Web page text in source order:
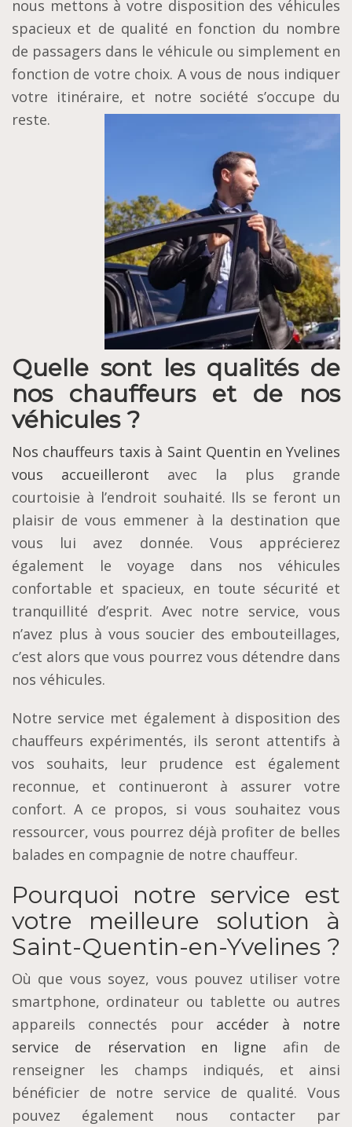
nous mettons à votre disposition des véhicules
spacieux et de qualité en fonction du nombre
de passagers dans le véhicule ou simplement en
fonction de votre choix. A vous de nous indiquer
votre itinéraire, et notre société s’occupe du
reste.
Quelle sont les qualités de
nos chauffeurs et de nos
véhicules ?
Nos chauffeurs taxis à Saint Quentin en Yvelines
vous accueilleront avec la plus grande
courtoisie à l’endroit souhaité. Ils se feront un
plaisir de vous emmener à la destination que
vous lui avez donnée. Vous apprécierez
également le voyage dans nos véhicules
confortable et spacieux, en toute sécurité et
tranquillité d’esprit. Avec notre service, vous
n’avez plus à vous soucier des embouteillages,
c’est alors que vous pourrez vous détendre dans
nos véhicules.
Notre service met également à disposition des
chauffeurs expérimentés, ils seront attentifs à
vos souhaits, leur prudence est également
reconnue, et continueront à assurer votre
confort. A ce propos, si vous souhaitez vous
ressourcer, vous pourrez déjà profiter de belles
balades en compagnie de notre chauffeur.
Pourquoi notre service est
votre meilleure solution à
Saint-Quentin-en-Yvelines ?
Où que vous soyez, vous pouvez utiliser votre
smartphone, ordinateur ou tablette ou autres
appareils connectés pour accéder à notre
service de réservation en ligne afin de
renseigner les champs indiqués, et ainsi
bénéficier de notre service de qualité. Vous
pouvez également nous contacter par